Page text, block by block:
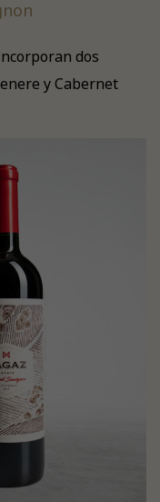
dos
y Cabernet